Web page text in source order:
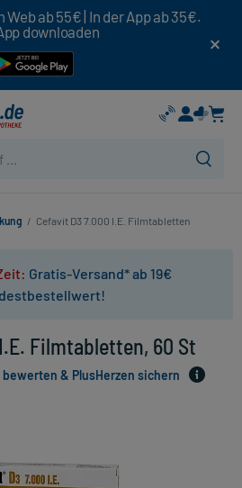
ab 55€ | In der App ab 35€.
downloaden
/ Cefavit D3 7.000 I.E. Filmtabletten
Gratis-Versand* ab 19€
Filmtabletten, 60 St
bewerten & PlusHerzen sichern